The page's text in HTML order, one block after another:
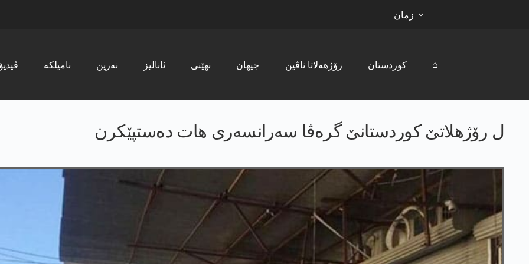
زمان
ڤیدیۆ نامیلکە نەرین ئانالیز نھێنی جیھان رۆژھەلاتا ناڤین کوردستان ⌂
ل رۆژھلاتێ کوردستانێ گرەڤا سەرانسەری ھات دەستپێکرن